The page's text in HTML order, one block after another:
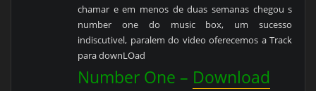
chamar e em menos de duas semanas chegou s
number one do music box, um sucesso
indiscutivel, paralem do video oferecemos a Track
para downLOad
Number One – Download